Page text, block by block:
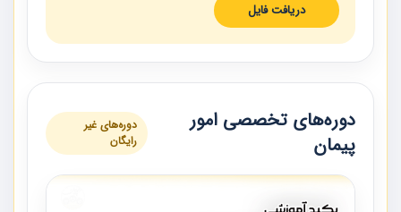
دریافت فایل
دوره‌های تخصصی امور
پیمان
دوره‌های غیر
رایگان